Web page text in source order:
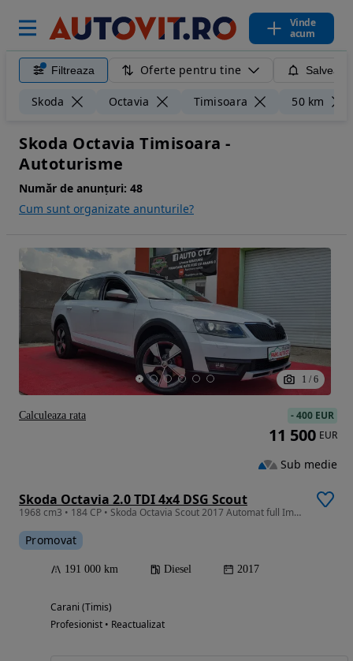
Vinde
acum
Filtreaza Oferte pentru tine
Skoda Octavia Timisoara 50 km
Skoda Octavia Timisoara -
Autoturisme
Număr de anunțuri: 48
Cum sunt organizate anunturile?
1 / 6
Skoda Octavia 2.0 TDI 4x4 DSG Scout
1968 cm3 • 184 CP • Skoda Octavia Scout 2017 Automat full Impecabilă/Garanție/Rate Fixe
Promovat
191 000 km Diesel 2017
Carani (Timis)
Profesionist • Reactualizat
-400 EUR
11 500 EUR
Sub medie
Calculeaza rata